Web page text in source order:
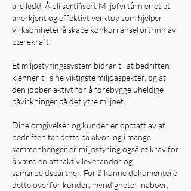
alle ledd. Å bli sertifisert Miljøfyrtårn er et et
anerkjent og effektivt verktøy som hjelper
virksomheter å skape konkurransefortrinn av
bærekraft.
Et miljøstyringssystem bidrar til at bedriften
kjenner til sine viktigste miljøaspekter, og at
den jobber aktivt for å forebygge uheldige
påvirkninger på det ytre miljøet.
Dine omgivelser og kunder er opptatt av at
bedriften tar dette på alvor, og i mange
sammenhenger er miljøstyring også et krav for
å være en attraktiv leverandør og
samarbeidspartner. For å kunne dokumentere
dette overfor kunder, myndigheter, naboer,